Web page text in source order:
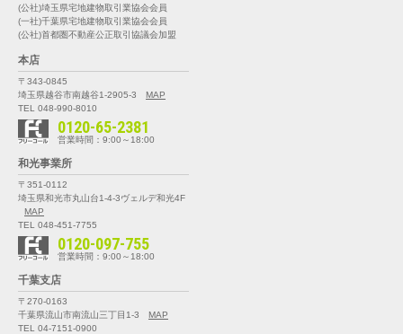
(公社)埼玉県宅地建物取引業協会会員
(一社)千葉県宅地建物取引業協会会員
(公社)首都圏不動産公正取引協議会加盟
本店
〒343-0845
埼玉県越谷市南越谷1-2905-3
MAP
TEL 048-990-8010
0120-65-2381
営業時間：9:00～18:00
和光事業所
〒351-0112
埼玉県和光市丸山台1-4-3ヴェルデ和光4F
MAP
TEL 048-451-7755
0120-097-755
営業時間：9:00～18:00
千葉支店
〒270-0163
千葉県流山市南流山三丁目1-3
MAP
TEL 04-7151-0900